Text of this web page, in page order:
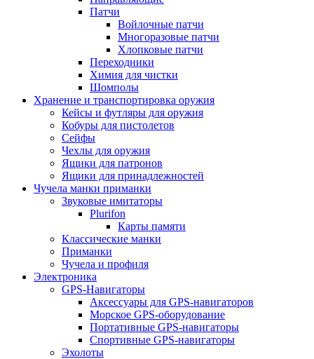
Патчи
Войлочные патчи
Многоразовые патчи
Хлопковые патчи
Переходники
Химия для чистки
Шомполы
Хранение и транспортировка оружия
Кейсы и футляры для оружия
Кобуры для пистолетов
Сейфы
Чехлы для оружия
Ящики для патронов
Ящики для принадлежностей
Чучела манки приманки
Звуковые имитаторы
Plurifon
Карты памяти
Классические манки
Приманки
Чучела и профиля
Электроника
GPS-Навигаторы
Аксессуары для GPS-навигаторов
Морское GPS-оборудование
Портативные GPS-навигаторы
Спортивные GPS-навигаторы
Эхолоты